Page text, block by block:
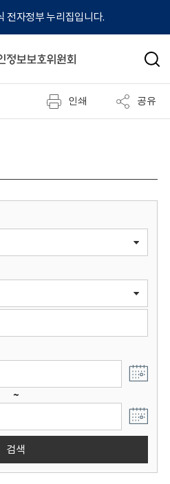
전자정부 누리집입니다.
검
인쇄 공유
~
검색